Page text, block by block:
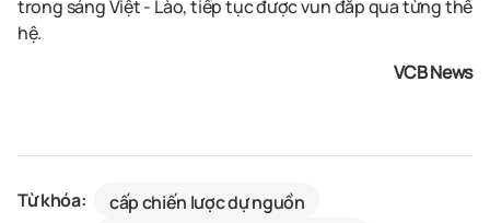
trong sáng Việt - Lào, tiếp tục được vun đắp qua từng thế
hệ.
VCB News
Từ khóa:
cấp chiến lược dự nguồn